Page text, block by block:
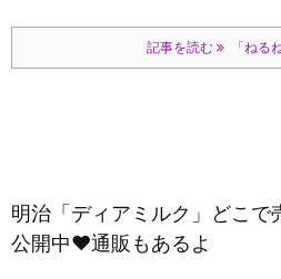
記事を読む 「ねる
明治「ディアミルク」どこで
公開中♥通販もあるよ